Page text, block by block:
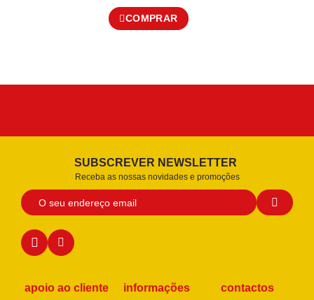
COMPRAR
SUBSCREVER NEWSLETTER
Receba as nossas novidades e promoções
apoio ao cliente informações contactos